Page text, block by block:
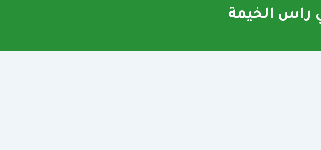
راس الخيمة